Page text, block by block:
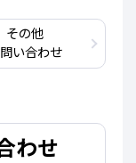
その他
い合わせ
わせ